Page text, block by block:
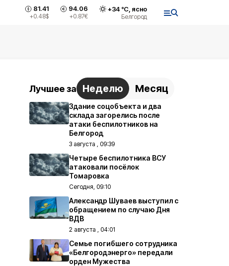
81.41
+0.48$
94.06
+0.87€
+34°С, ясно
Белгород
Лучшее за Неделю Месяц
Здание соцобъекта и два
склада загорелись после
атаки беспилотников на
Белгород
3 августа , 09:39
Четыре беспилотника ВСУ
атаковали посёлок
Томаровка
Сегодня, 09:10
Александр Шуваев выступил с
обращением по случаю Дня
ВДВ
2 августа , 04:01
Семье погибшего сотрудника
«Белгородэнерго» передали
орден Мужества